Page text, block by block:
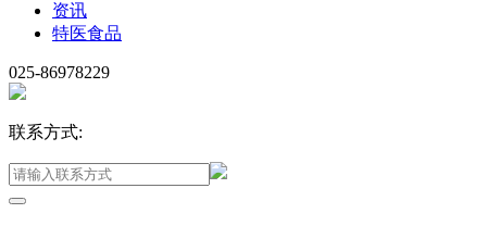
资讯
特医食品
025-86978229
联系方式: